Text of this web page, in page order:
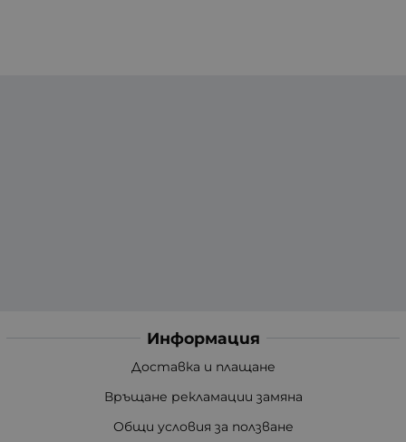
Информация
Доставка и плащане
Връщане рекламации замяна
Общи условия за ползване